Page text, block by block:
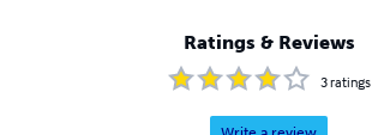
Ratings & Reviews
3ratings